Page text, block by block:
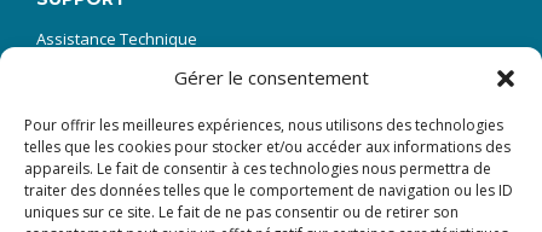
Gérer le consentement
Pour offrir les meilleures expériences, nous utilisons des technologies
telles que les cookies pour stocker et/ou accéder aux informations des
appareils. Le fait de consentir à ces technologies nous permettra de
traiter des données telles que le comportement de navigation ou les ID
uniques sur ce site. Le fait de ne pas consentir ou de retirer son
Assistance Technique
FAQ – Questions fréquentes
Formation
Téléchargement de logiciels